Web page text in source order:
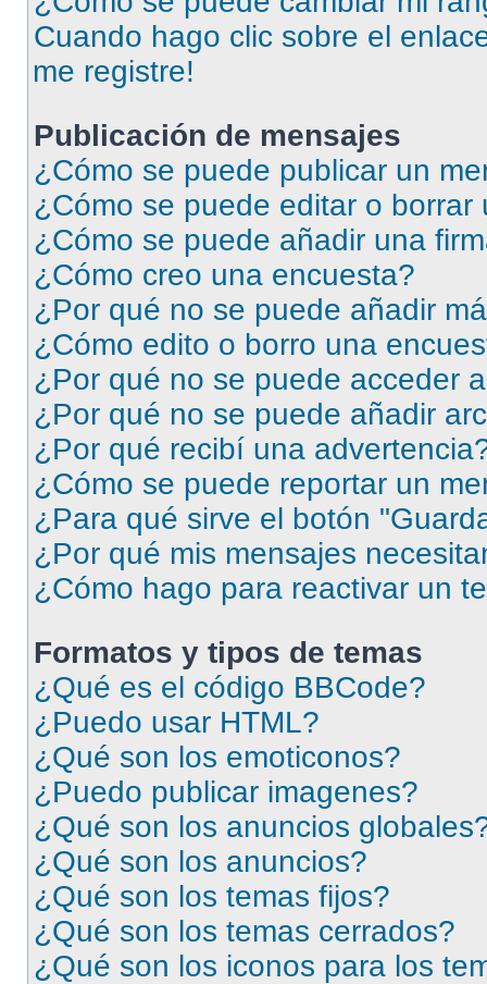
Cuando hago clic sobre el
me registre!
Publicación de mensajes
¿Cómo se puede publicar un
¿Cómo se puede editar o borrar
¿Cómo se puede añadir una
¿Cómo creo una encuesta?
¿Por qué no se puede añadir
¿Cómo edito o borro una
¿Por qué no se puede acceder
¿Por qué no se puede añadir
¿Por qué recibí una
¿Cómo se puede reportar un
¿Para qué sirve el botón
¿Por qué mis mensajes
¿Cómo hago para reactivar un
Formatos y tipos de temas
¿Qué es el código BBCode?
¿Puedo usar HTML?
¿Qué son los emoticonos?
¿Puedo publicar imagenes?
¿Qué son los anuncios
¿Qué son los anuncios?
¿Qué son los temas fijos?
¿Qué son los temas cerrados?
¿Qué son los iconos para los